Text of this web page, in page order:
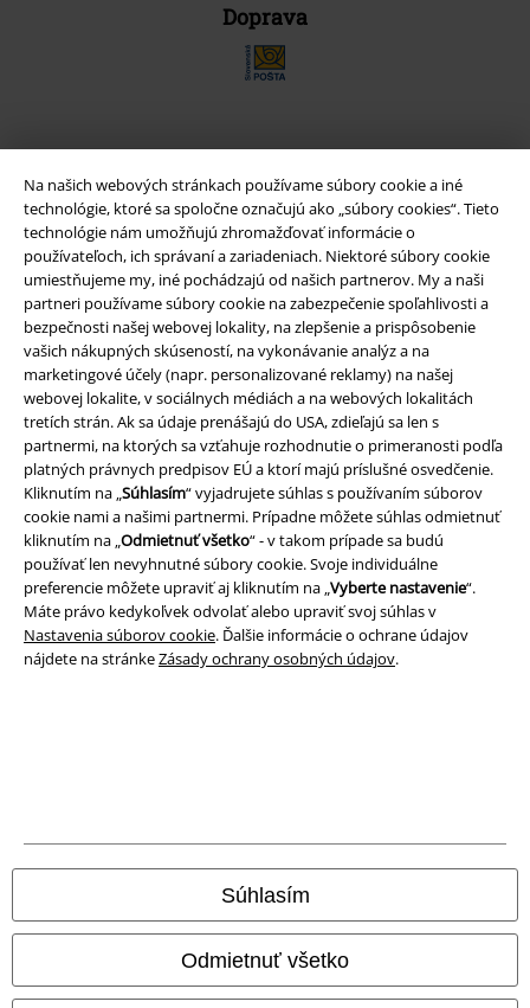
Na našich webových stránkach používame súbory cookie a iné
technológie, ktoré sa spoločne označujú ako „súbory cookies“. Tieto
technológie nám umožňujú zhromažďovať informácie o
používateľoch, ich správaní a zariadeniach. Niektoré súbory cookie
umiestňujeme my, iné pochádzajú od našich partnerov. My a naši
partneri používame súbory cookie na zabezpečenie spoľahlivosti a
bezpečnosti našej webovej lokality, na zlepšenie a prispôsobenie
vašich nákupných skúseností, na vykonávanie analýz a na
marketingové účely (napr. personalizované reklamy) na našej
webovej lokalite, v sociálnych médiách a na webových lokalitách
tretích strán. Ak sa údaje prenášajú do USA, zdieľajú sa len s
partnermi, na ktorých sa vzťahuje rozhodnutie o primeranosti podľa
platných právnych predpisov EÚ a ktorí majú príslušné osvedčenie.
Kliknutím na „Súhlasím“ vyjadrujete súhlas s používaním súborov
cookie nami a našimi partnermi. Prípadne môžete súhlas odmietnuť
kliknutím na „Odmietnuť všetko“ - v takom prípade sa budú
používať len nevyhnutné súbory cookie. Svoje individuálne
preferencie môžete upraviť aj kliknutím na „Vyberte nastavenie“.
Máte právo kedykoľvek odvolať alebo upraviť svoj súhlas v
Nastavenia súborov cookie. Ďalšie informácie o ochrane údajov
nájdete na stránkeZásady ochrany osobných údajov.
Súhlasím
Odmietnuť všetko
Doprava
Stiahnite si novú EMP aplikáciu zdarma a využite všetky nové
funkcie a výhody!
A Warner Music Group Company